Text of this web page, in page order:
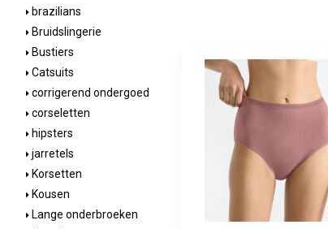
brazilians
Bruidslingerie
Bustiers
Catsuits
corrigerend ondergoed
corseletten
hipsters
jarretels
Korsetten
Kousen
Lange onderbroeken